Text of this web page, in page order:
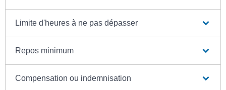
Limite d'heures à ne pas dépasser
Repos minimum
Compensation ou indemnisation